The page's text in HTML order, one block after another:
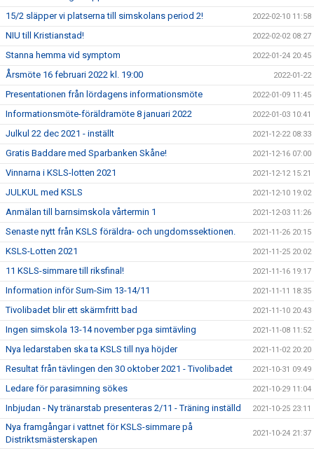
15/2 släpper vi platserna till simskolans period 2! 2022-02-10 11:58
NIU till Kristianstad! 2022-02-02 08:27
Stanna hemma vid symptom 2022-01-24 20:45
Årsmöte 16 februari 2022 kl. 19:00 2022-01-22
Presentationen från lördagens informationsmöte 2022-01-09 11:45
Informationsmöte-föräldramöte 8 januari 2022 2022-01-03 10:41
Julkul 22 dec 2021 - inställt 2021-12-22 08:33
Gratis Baddare med Sparbanken Skåne! 2021-12-16 07:00
Vinnarna i KSLS-lotten 2021 2021-12-12 15:21
JULKUL med KSLS 2021-12-10 19:02
Anmälan till barnsimskola vårtermin 1 2021-12-03 11:26
Senaste nytt från KSLS föräldra- och ungdomssektionen. 2021-11-26 20:15
KSLS-Lotten 2021 2021-11-25 20:02
11 KSLS-simmare till riksfinal! 2021-11-16 19:17
Information inför Sum-Sim 13-14/11 2021-11-11 18:35
Tivolibadet blir ett skärmfritt bad 2021-11-10 20:43
Ingen simskola 13-14 november pga simtävling 2021-11-08 11:52
Nya ledarstaben ska ta KSLS till nya höjder 2021-11-02 20:20
Resultat från tävlingen den 30 oktober 2021 - Tivolibadet 2021-10-31 09:49
Ledare för parasimning sökes 2021-10-29 11:04
Inbjudan - Ny tränarstab presenteras 2/11 - Träning inställd 2021-10-25 23:11
Nya framgångar i vattnet för KSLS-simmare på
Distriktsmästerskapen
2021-10-24 21:37